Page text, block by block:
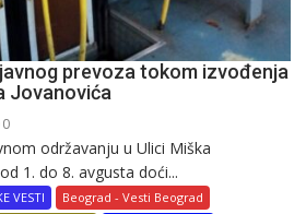
prevoza tokom izvođenja
Jovanovića
0
održavanju u Ulici Miška
1. do 8. avgusta doći...
VESTI
Beograd - Vesti Beograd